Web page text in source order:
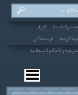
والعقيدة
الفرق
نویسندگان
والأحكام السلطانية